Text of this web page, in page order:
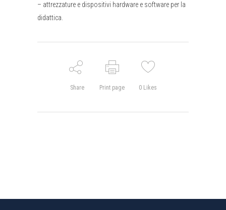
– attrezzature e dispositivi hardware e software per la
didattica.
Share Print page 0 Likes